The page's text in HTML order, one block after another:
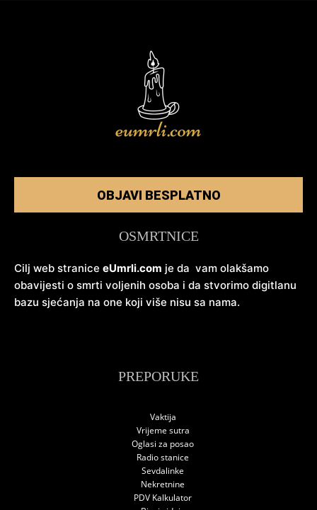
OBJAVI BESPLATNO
OSMRTNICE
Cilj web stranice eUmrli.com je da vam olakšamo
obavijesti o smrti voljenih osoba i da stvorimo digitlanu
bazu sjećanja na one koji više nisu sa nama.
PREPORUKE
Vaktija
Vrijeme sutra
Oglasi za posao
Radio stanice
Sevdalinke
Nekretnine
PDV Kalkulator